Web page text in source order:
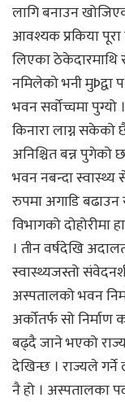
लागि बनाउन
आवश्यक प्रकिया पूरा
लिएका ठेकेदारमाथि
नमिलेको भनी मुÞद्वा
भवन सर्वोच्चमा
किनारा लाग्न सकेको
अनिश्चित बन्न
भवन नबन्दा स्वास्थ्य
रुपमा अगाडि
विभागको
। तीन वर्षदेखि
स्वास्थ्यजस्तो
अस्पतालको भवन
अर्कोतर्फ सो निर्माण
बढ्दै जाने भएको
देखिन्छ । राज्यले
नै हो । अस्पतालका